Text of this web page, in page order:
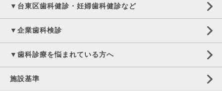
▼台東区歯科健診・妊婦歯科健診など
▼企業歯科検診
▼歯科診療を悩まれている方へ
施設基準